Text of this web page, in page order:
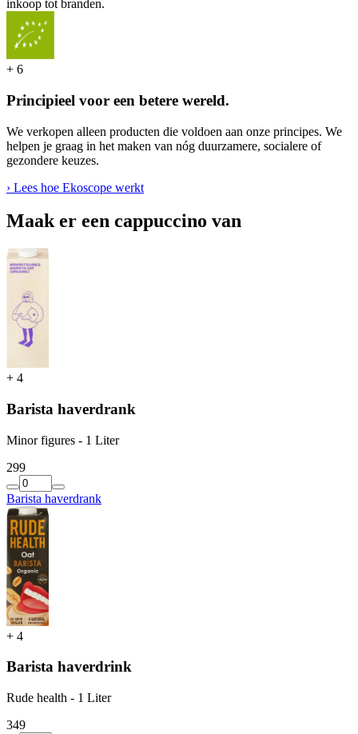
inkoop tot branden.
+ 6
Principieel voor een betere wereld.
We verkopen alleen producten die voldoen aan onze principes. We
helpen je graag in het maken van nóg duurzamere, socialere of
gezondere keuzes.
› Lees hoe Ekoscope werkt
Maak er een cappuccino van
+ 4
Barista haverdrank
Minor figures - 1 Liter
299
Barista haverdrank
+ 4
Barista haverdrink
Rude health - 1 Liter
349